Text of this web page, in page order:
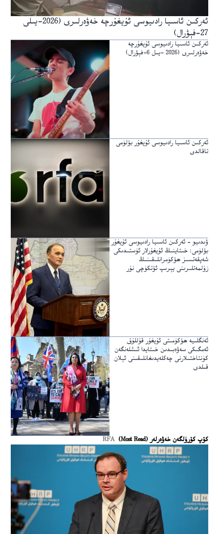
ئەركىن ئاسىيا رادىيوسى ئۇيغۇرچە خەۋەرلىرى (2026-يىلى
27-فېۋرال)
ئەركىن ئاسىيا رادىيوسى ئۇيغۇرچە
خەۋەرلىرى (2026 -يىل 6-فېۋرال)
ئەركىن ئاسىيا رادىيوسى ئۇيغۇر بۆلۈمى
تاقالدى
ۋىدىيو – ئەركىن ئاسىيا رادىيوسى ئۇيغۇر
بۆلۈمى: خىتاينىڭ ئۇيغۇرلار ئۈستىدىكى
شەپقەتسىز ھۆكۈمرانلىقىنىڭ
زۇلمەتلىرىنى يېرىپ ئۆتكۈچى نۇر
ئەنگلىيە ھۆكۈمىتى ئۇيغۇر قۇللۇق
ئەمگىكى سەۋەبىدىن خىتايدا ئىشلەنگەن
كۈنتاختىلارنى چەكلەيدىغانلىقىنى ئېلان
قىلدى
كۆپ كۆرۈلگەن خەۋەرلەر (Most Read) RFA